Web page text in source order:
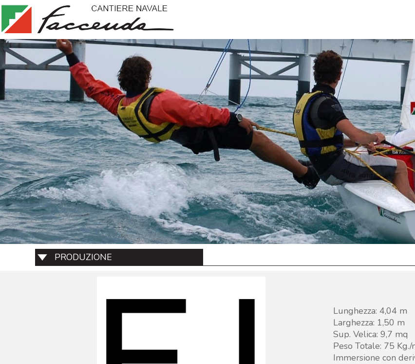
PRODUZIONE
Lunghezza: 4,04 m
Larghezza: 1,50 m
Sup. Velica: 9,7 mq
Peso Totale: 75 Kg./
Immersione con